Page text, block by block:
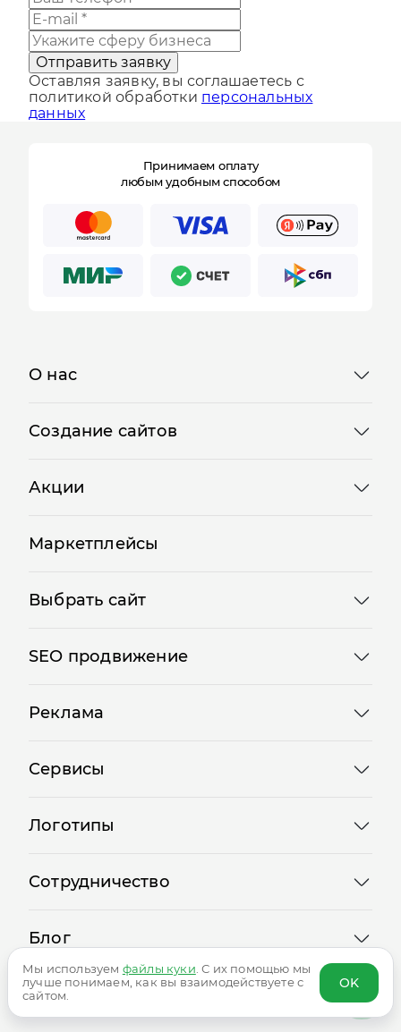
Отправить заявку
Оставляя заявку, вы соглашаетесь с
политикой обработки
Принимаем оплату
Блог
Мы используем файлы куки . С их помощью мы
лучше понимаем, как вы взаимодействуете с
сайтом.
OK